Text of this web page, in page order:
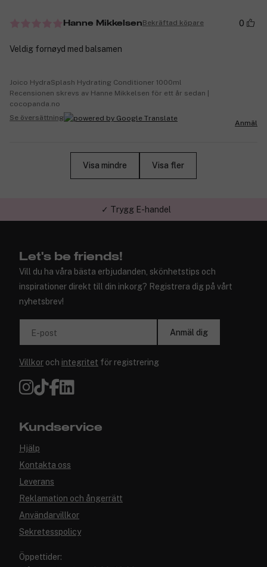
Hanne MikkelsenBekräftad köpare 0
Veldig fornøyd med balsamen
Joico HydraSplash Hydrating Conditioner 1000ml
Recensionen skrevs av Hanne Mikkelsen för ett år sedan |
cocopanda.no
Se översättning
Anmäl
Visa mindre Visa fler
✓ Trygg E-handel
Let's be friends!
Vill du ha våra bästa erbjudanden, skönhetstips och
inspirationer direkt till din inkorg? Registrera dig på vårt
nyhetsbrev!
E-post Anmäl dig
Villkor och integritet för registrering
Kundservice
Hjälp
Kontakta oss
Leverans
Reklamation och ångerrätt
Användarvillkor
Sekretesspolicy
Öppettider: